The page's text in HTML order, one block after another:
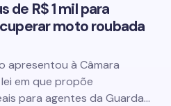
de R$ 1 mil para
moto roubada
apresentou à Câmara
em que propõe
para agentes da Guarda…